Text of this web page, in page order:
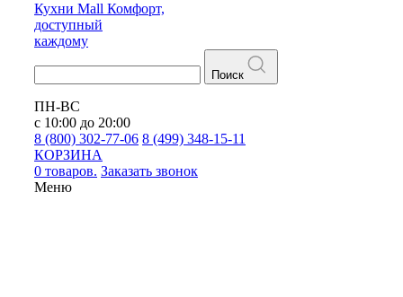
Кухни Mall Комфорт,
доступный
каждому
Поиск
ПН-ВС
с 10:00 до 20:00
8 (800) 302-77-06 8 (499) 348-15-11
КОРЗИНА
0 товаров. Заказать звонок
Меню